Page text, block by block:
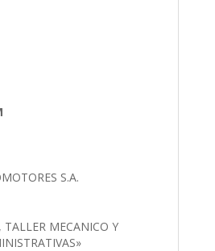
S.A.
TALLER MECANICO Y